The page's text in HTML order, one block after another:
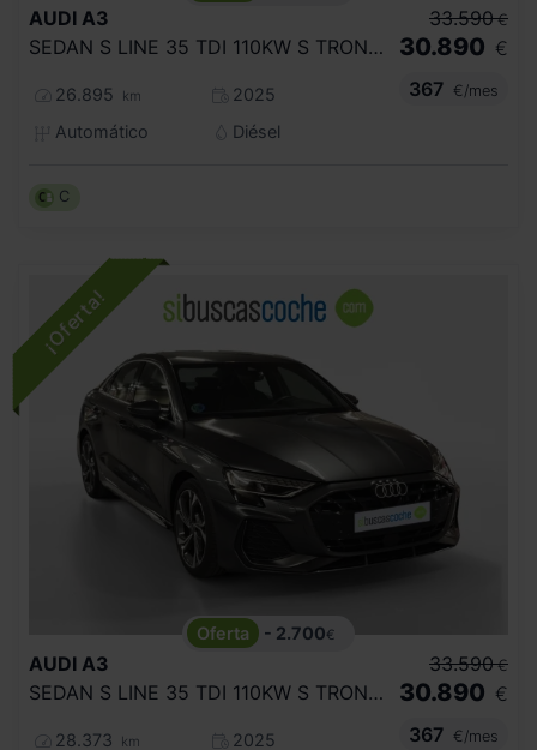
AUDI A3
SEDAN S LINE 35 TDI 110KW S TRONIC
26.895 km
2025
Automático
Diésel
33.590 €
30.890 €
367
€/mes
C
- 2.700€
AUDI A3
SEDAN S LINE 35 TDI 110KW S TRONIC
28.373 km 2025
33.590 €
30.890 €
367
€/mes